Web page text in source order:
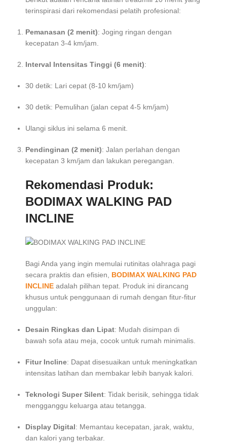
terinspirasi dari rekomendasi pelatih profesional:
Pemanasan (2 menit): Joging ringan dengan
kecepatan 3-4 km/jam.
Interval Intensitas Tinggi (6 menit):
30 detik: Lari cepat (8-10 km/jam)
30 detik: Pemulihan (jalan cepat 4-5 km/jam)
Ulangi siklus ini selama 6 menit.
Pendinginan (2 menit): Jalan perlahan dengan
kecepatan 3 km/jam dan lakukan peregangan.
Rekomendasi Produk:
BODIMAX WALKING PAD
INCLINE
Bagi Anda yang ingin memulai rutinitas olahraga pagi
secara praktis dan efisien, BODIMAX WALKING PAD
INCLINE adalah pilihan tepat. Produk ini dirancang
khusus untuk penggunaan di rumah dengan fitur-fitur
unggulan:
Desain Ringkas dan Lipat: Mudah disimpan di
bawah sofa atau meja, cocok untuk rumah minimalis.
Fitur Incline: Dapat disesuaikan untuk meningkatkan
intensitas latihan dan membakar lebih banyak kalori.
Teknologi Super Silent: Tidak berisik, sehingga tidak
mengganggu keluarga atau tetangga.
Display Digital: Memantau kecepatan, jarak, waktu,
dan kalori yang terbakar.